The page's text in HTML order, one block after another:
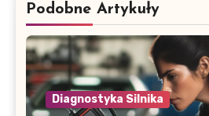
Podobne Artykuły
Diagnostyka Silnika